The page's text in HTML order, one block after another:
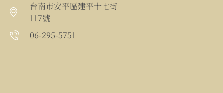
台南市安平區建平十七街
117號
06-295-5751